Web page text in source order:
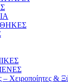
– Χειροποίητες &